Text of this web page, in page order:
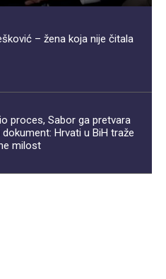
– žena koja nije čitala
proces, Sabor ga pretvara
dokument: Hrvati u BiH traže
milost